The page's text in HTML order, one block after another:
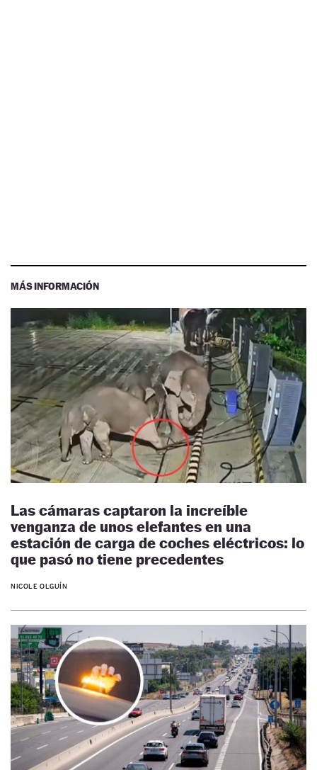
MÁS INFORMACIÓN
Las cámaras captaron la increíble
venganza de unos elefantes en una
estación de carga de coches eléctricos: lo
que pasó no tiene precedentes
NICOLE OLGUÍN